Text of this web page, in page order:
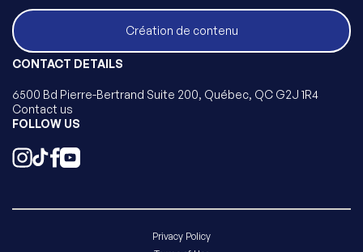
Création de contenu
CONTACT DETAILS
6500 Bd Pierre-Bertrand Suite 200, Québec, QC G2J 1R4
Contact us
FOLLOW US
Privacy Policy